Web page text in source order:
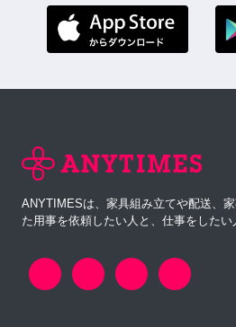
ANYTIMESは、家具組み立てや配送、
た用事を依頼したい人と、仕事をしたい